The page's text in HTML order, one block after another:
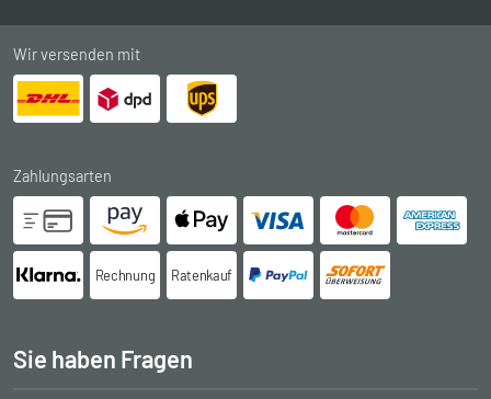
Wir versenden mit
Zahlungsarten
Rechnung Ratenkauf
Sie haben Fragen